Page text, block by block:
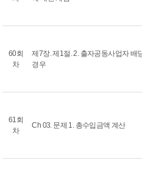
60회
차
제7장. 제1절. 2. 출자공동사업자 배
경우
61회
차
Ch 03. 문제 1. 총수입금액 계산